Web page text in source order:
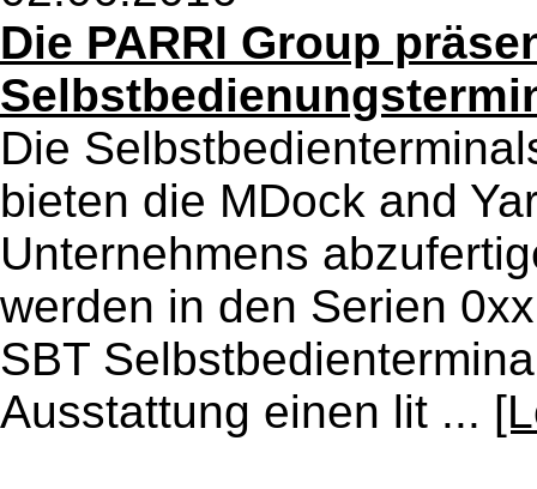
Die PARRI Group
Die
bieten die MDock and
Unternehmens
werden in den Serien
SBT
Ausstattung einen lit ...